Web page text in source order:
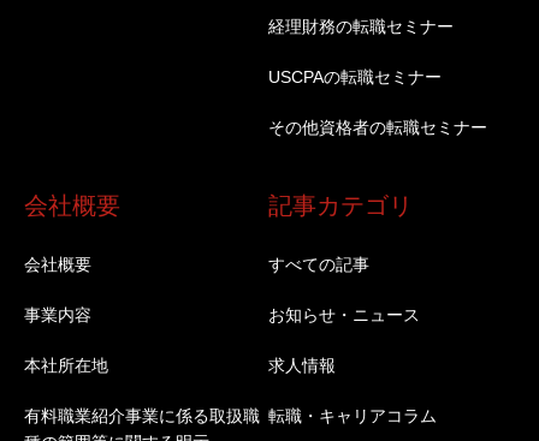
経理財務の転職セミナー
USCPAの転職セミナー
その他資格者の転職セミナー
会社概要
会社概要
事業内容
本社所在地
有料職業紹介事業に係る取扱職
記事カテゴリ
すべての記事
お知らせ・ニュース
求人情報
転職・キャリアコラム